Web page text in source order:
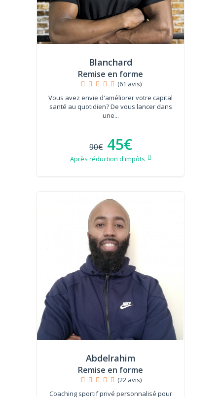
Blanchard
Remise en forme
(61 avis)
Vous avez envie d'améliorer votre capital
santé au quotidien? De vous lancer dans
une...
90€ 45€
Après réduction d'impôts
Abdelrahim
Remise en forme
(22 avis)
Coaching sportif privé personnalisé pour